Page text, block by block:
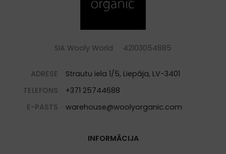
SIA Wooly World 42103054885
ADRESE
Strautu iela 1/5, Liepāja, LV-3401
TELEFONS
+371 25744688
E-PASTS
warehouse@woolyorganic.com
INFORMĀCIJA